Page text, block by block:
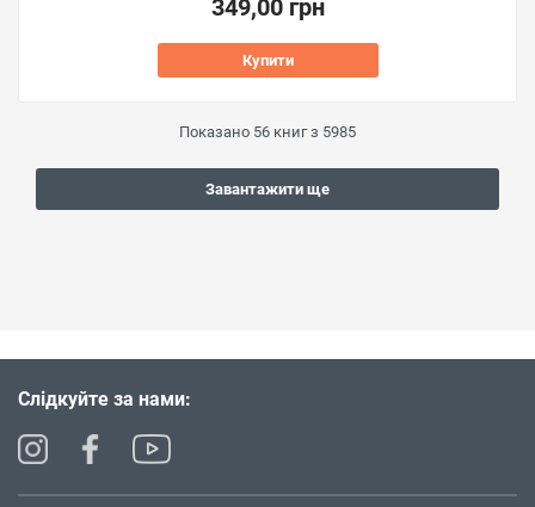
349,00 грн
Купити
Показано 56 книг з 5985
Завантажити ще
Слідкуйте за нами: